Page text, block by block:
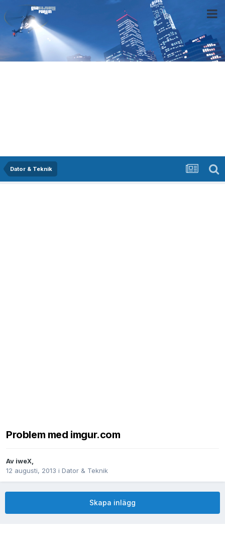
Dator & Teknik
Problem med imgur.com
Av iweX,
12 augusti, 2013 i Dator & Teknik
Skapa inlägg